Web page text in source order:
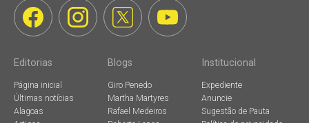
Editorias
Página inicial
Últimas notícias
Alagoas
Blogs
Giro Penedo
Martha Martyres
Rafael Medeiros
Institucional
Expediente
Anuncie
Sugestão de Pauta